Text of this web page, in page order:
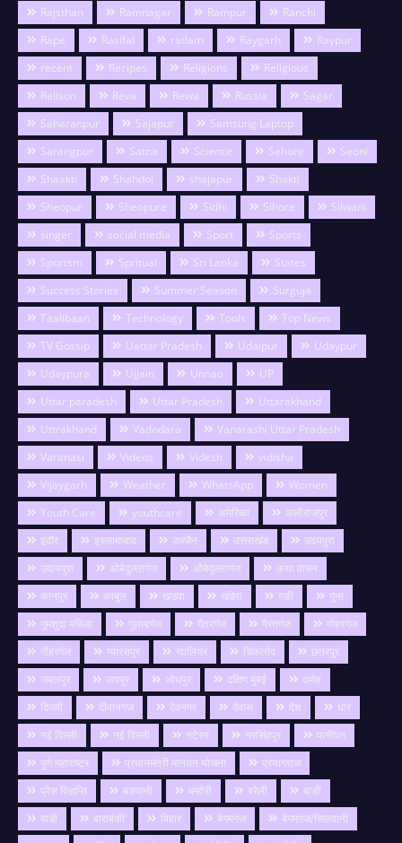
Rajsthan
Ramnagar Rampur
Ranchi
Rape
Rasifal ratlam Raygarh
Raypur
recent
Recipes Religions
Religious
Relison
Reva Rewa Russia
Sagar
Saharanpur
Sajapur
Samsung Laptop
Sarangpur
Satna Science Sehore
Seoni
Shaakti
Shahdol shajapur
Shakti
Sheopur
Sheopure Sidhi Sihore
Silwani
singer
social media Sport
Sports
Sportsm
Spritual Sri Lanka
States
Success Stories
Summer Season
Surguja
Taalibaan
Technology Tools
Top News
TV Gossip
Uattar Pradesh Udaipur
Udaypur
Udaypura
Ujjain Unnao
UP
Uttar paradesh
Uttar Pradesh
Uttarakhand
Uttrakhand
Vadodara
Vanarashi Uttar Pradesh
Varanasi
Videos Videsh
vidisha
Vijaygarh
Weather WhatsApp
Women
Youth Care
youthcare अमेरिका
अलीराजपुर
इंदौर
इस्लामाबाद उज्जैन उत्तराखंड
उदयपुरा
उदायपुरा
ओबेदुल्लागंज औबेदुल्लागंज
कथा वाचन
कानपुर
काबुल खंडवा खंडेरा गङी
गुना
गुमशुदा महिला
गुलाबगंज गैतरगंज गैरतगंज
गोहरगंज
गौहरगंज
ग्यारसपुर ग्वालियर चिकलोद
छतरपुर
जबलपुर
जयपुर जोधपुर दक्षिण मुंबई
दमोह
दिल्ली
दीवानगंज देवनगर देवास देश
धार
नई दिल्ली
नई दिल्ली नटेरन नरसिंहपुर
पानीपत
पुणे महाराष्ट्र
प्रधानमंत्री मानधन योजना
प्रयागराज
प्रेस विज्ञप्ति
बङवानी बम्होरी बरेली
बाङी
बाडी
बाराबंकी बिहार बेगमगंज
बेगमगंज/सिलवानी